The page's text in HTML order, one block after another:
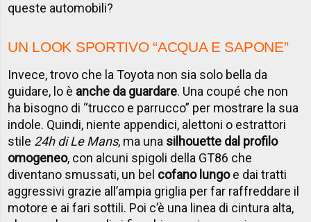
queste automobili?
UN LOOK SPORTIVO “ACQUA E SAPONE”
Invece, trovo che la Toyota non sia solo bella da
guidare, lo è anche da guardare. Una coupé che non
ha bisogno di “trucco e parrucco” per mostrare la sua
indole. Quindi, niente appendici, alettoni o estrattori
stile 24h di Le Mans, ma una silhouette dal profilo
omogeneo, con alcuni spigoli della GT86 che
diventano smussati, un bel cofano lungoe dai tratti
aggressivi grazie all’ampia griglia per far raffreddare il
motore e ai fari sottili. Poi c’è una linea di cintura alta,